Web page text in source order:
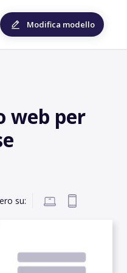
Modifica modello
web per
su: